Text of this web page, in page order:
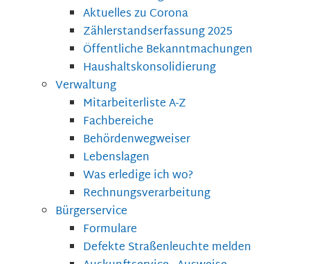
Aktuelles zu Corona
Zählerstandserfassung 2025
Öffentliche Bekanntmachungen
Haushaltskonsolidierung
Verwaltung
Mitarbeiterliste A-Z
Fachbereiche
Behördenwegweiser
Lebenslagen
Was erledige ich wo?
Rechnungsverarbeitung
Bürgerservice
Formulare
Defekte Straßenleuchte melden